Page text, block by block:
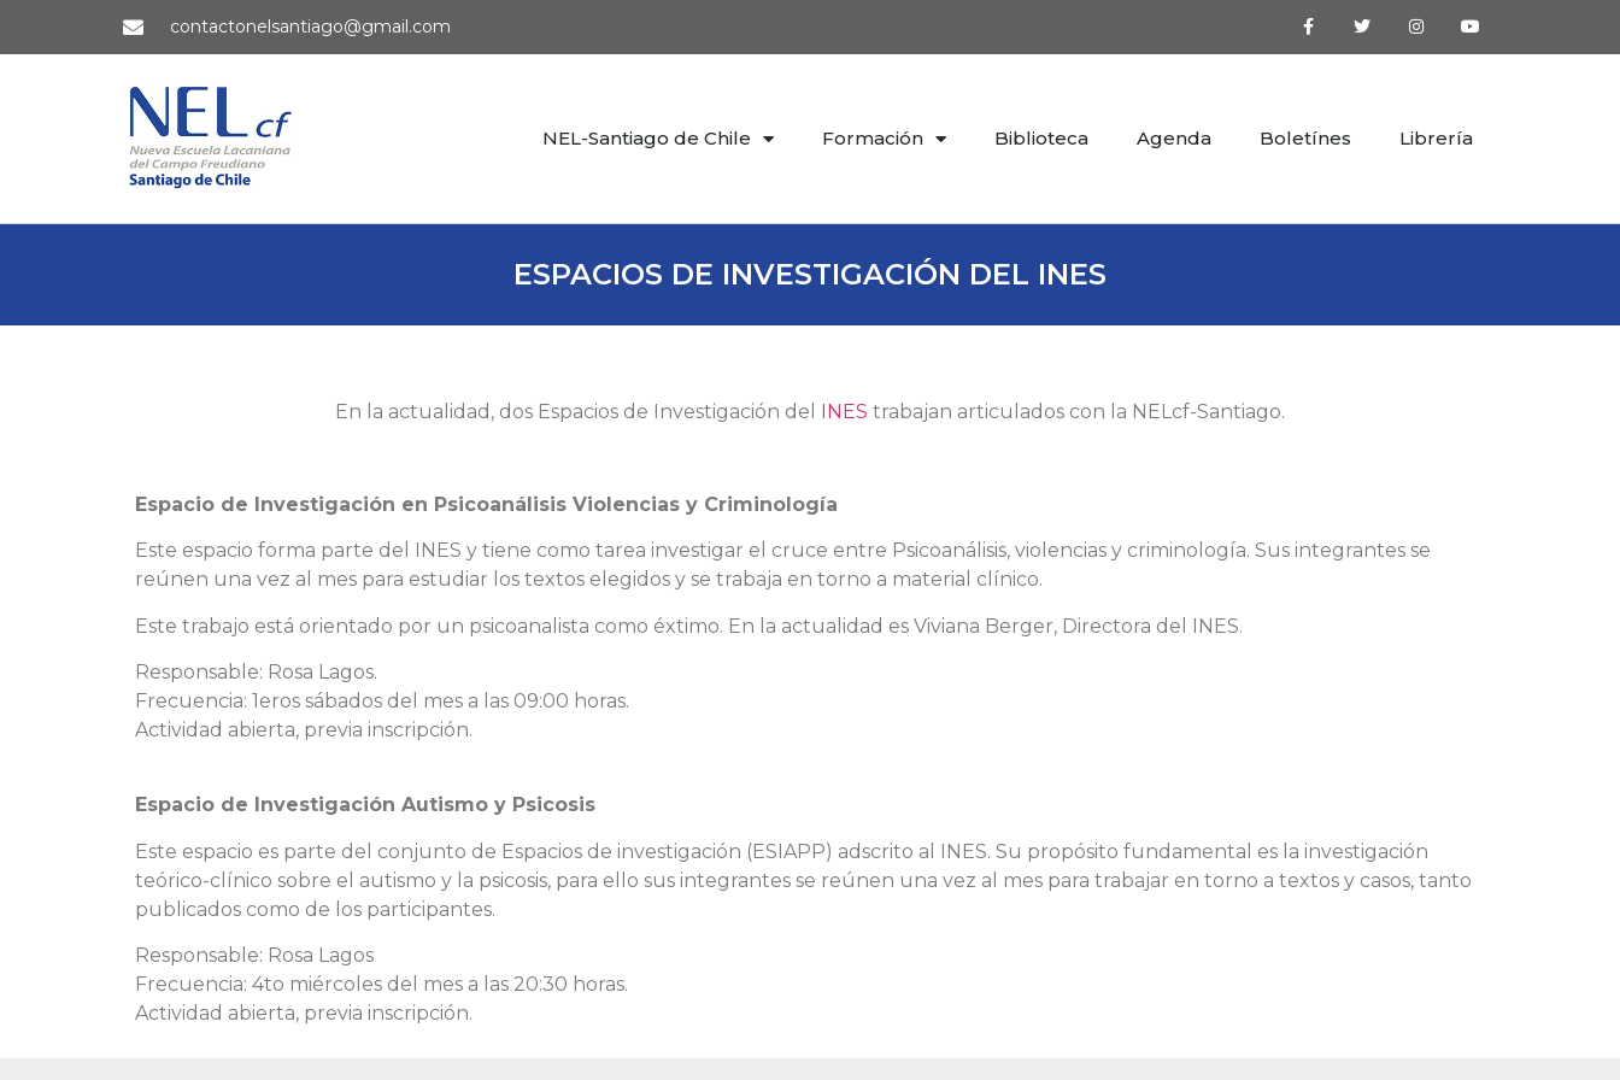
contactonelsantiago@gmail.com
NEL-Santiago de Chile Formación Biblioteca Agenda Boletínes Librería
ESPACIOS DE INVESTIGACIÓN DEL INES
En la actualidad, dos Espacios de Investigación del INES trabajan articulados con la NELcf-Santiago.
Espacio de Investigación en Psicoanálisis Violencias y Criminología
Este espacio forma parte del INES y tiene como tarea investigar el cruce entre Psicoanálisis, violencias y criminología. Sus integrantes se
reúnen una vez al mes para estudiar los textos elegidos y se trabaja en torno a material clínico.
Este trabajo está orientado por un psicoanalista como éxtimo. En la actualidad es Viviana Berger, Directora del INES.
Responsable: Rosa Lagos.
Frecuencia: 1eros sábados del mes a las 09:00 horas.
Actividad abierta, previa inscripción.
Espacio de Investigación Autismo y Psicosis
Este espacio es parte del conjunto de Espacios de investigación (ESIAPP) adscrito al INES. Su propósito fundamental es la investigación
teórico-clínico sobre el autismo y la psicosis, para ello sus integrantes se reúnen una vez al mes para trabajar en torno a textos y casos, tanto
publicados como de los participantes.
Responsable: Rosa Lagos
Frecuencia: 4to miércoles del mes a las 20:30 horas.
Actividad abierta, previa inscripción.